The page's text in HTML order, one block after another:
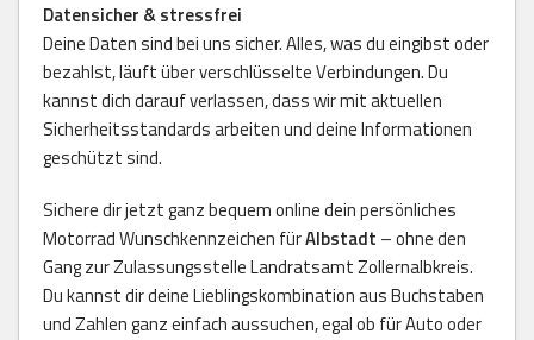
Datensicher & stressfrei
Deine Daten sind bei uns sicher. Alles, was du eingibst oder
bezahlst, läuft über verschlüsselte Verbindungen. Du
kannst dich darauf verlassen, dass wir mit aktuellen
Sicherheitsstandards arbeiten und deine Informationen
geschützt sind.
Sichere dir jetzt ganz bequem online dein persönliches
Motorrad Wunschkennzeichen fürAlbstadt – ohne den
Gang zur Zulassungsstelle Landratsamt Zollernalbkreis.
Du kannst dir deine Lieblingskombination aus Buchstaben
und Zahlen ganz einfach aussuchen, egal ob für Auto oder